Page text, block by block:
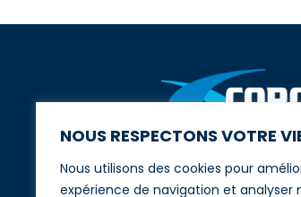
NOUS RESPECTONS VOTRE
Nous utilisons des cookies pour
expérience de navigation et analyser
Corotec – Spécialiste
l’Oil & Gas à Bois-